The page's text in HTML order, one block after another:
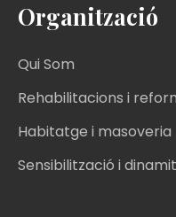
Organització
Qui Som
Rehabilitacions i
Habitatge i masoveria
Sensibilització i